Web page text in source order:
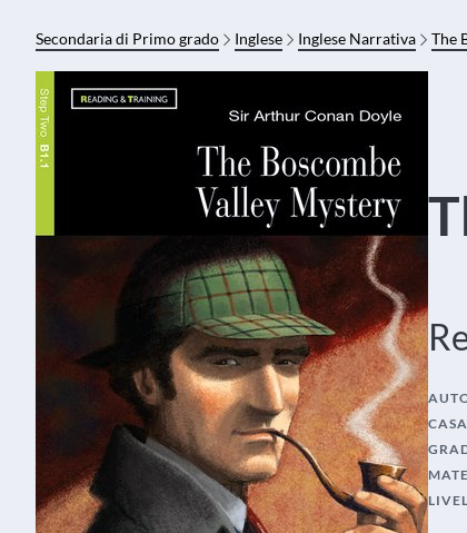
Secondaria di Primo grado Inglese Inglese Narrativa The